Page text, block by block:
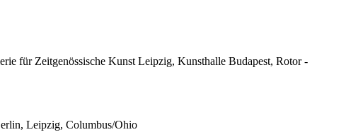
für Zeitgenössische Kunst Leipzig, Kunsthalle Budapest, Rotor -
Leipzig, Columbus/Ohio